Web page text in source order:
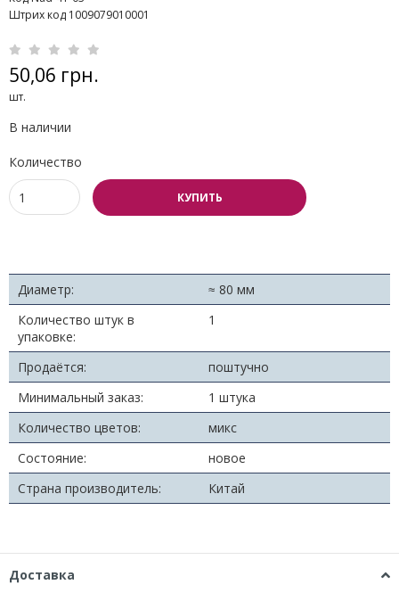
Штрих код 1009079010001
50,06 грн.
шт.
В наличии
Количество
КУПИТЬ
Диаметр:
≈ 80 мм
Количество штук в
упаковке:
1
Продаётся:
поштучно
Минимальный заказ:
1 штука
Количество цветов:
микс
Состояние:
новое
Страна производитель:
Китай
Доставка